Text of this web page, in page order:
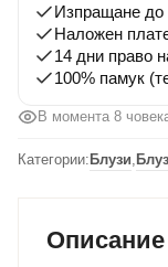
Изпращане до
Наложен
14 дни право
100% памук
В момента 8
Категории: Блузи
Описание